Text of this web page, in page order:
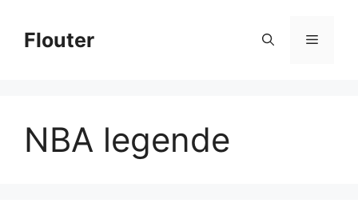
contentFlouter Menu
NBA legende